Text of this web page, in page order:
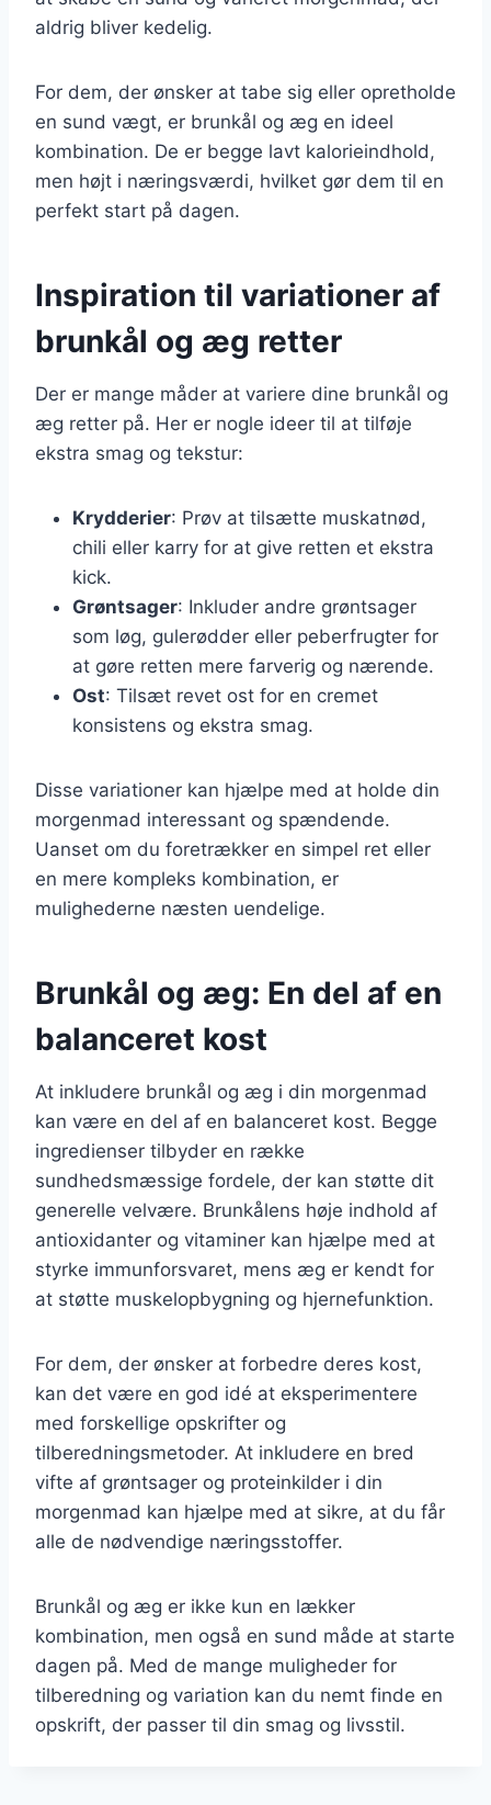
aldrig bliver kedelig.
For dem, der ønsker at tabe sig eller opretholde
en sund vægt, er brunkål og æg en ideel
kombination. De er begge lavt kalorieindhold,
men højt i næringsværdi, hvilket gør dem til en
perfekt start på dagen.
Inspiration til variationer af
brunkål og æg retter
Der er mange måder at variere dine brunkål og
æg retter på. Her er nogle ideer til at tilføje
ekstra smag og tekstur:
Krydderier: Prøv at tilsætte muskatnød,
chili eller karry for at give retten et ekstra
kick.
Grøntsager: Inkluder andre grøntsager
som løg, gulerødder eller peberfrugter for
at gøre retten mere farverig og nærende.
Ost: Tilsæt revet ost for en cremet
konsistens og ekstra smag.
Disse variationer kan hjælpe med at holde din
morgenmad interessant og spændende.
Uanset om du foretrækker en simpel ret eller
en mere kompleks kombination, er
mulighederne næsten uendelige.
Brunkål og æg: En del af en
balanceret kost
At inkludere brunkål og æg i din morgenmad
kan være en del af en balanceret kost. Begge
ingredienser tilbyder en række
sundhedsmæssige fordele, der kan støtte dit
generelle velvære. Brunkålens høje indhold af
antioxidanter og vitaminer kan hjælpe med at
styrke immunforsvaret, mens æg er kendt for
at støtte muskelopbygning og hjernefunktion.
For dem, der ønsker at forbedre deres kost,
kan det være en god idé at eksperimentere
med forskellige opskrifter og
tilberedningsmetoder. At inkludere en bred
vifte af grøntsager og proteinkilder i din
morgenmad kan hjælpe med at sikre, at du får
alle de nødvendige næringsstoffer.
Brunkål og æg er ikke kun en lækker
kombination, men også en sund måde at starte
dagen på. Med de mange muligheder for
tilberedning og variation kan du nemt finde en
opskrift, der passer til din smag og livsstil.